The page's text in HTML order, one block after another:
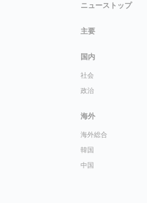
ニューストップ
主要
国内
社会
政治
海外
海外総合
韓国
中国